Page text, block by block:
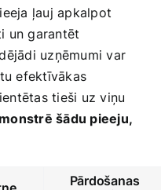
ļauj​ apkalpot
un garantēt
uzņēmumi var
efektīvākas
tieši uz viņu
šādu pieeju,
Pārdošanas